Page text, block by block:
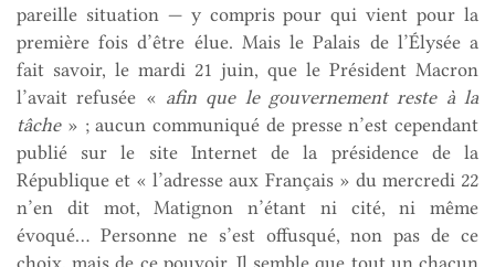
pareille situation — y compris pour qui vient pour la
première fois d’être élue. Mais le Palais de l’Élysée a
fait savoir, le mardi 21 juin, que le Président Macron
l’avait refusée « afin que le gouvernement reste à la
tâche» ; aucun communiqué de presse n’est cependant
publié sur le site Internet de la présidence de la
République et « l’adresse aux Français » du mercredi 22
n’en dit mot, Matignon n’étant ni cité, ni même
évoqué… Personne ne s’est offusqué, non pas de ce
choix, mais de ce pouvoir. Il semble que tout un chacun